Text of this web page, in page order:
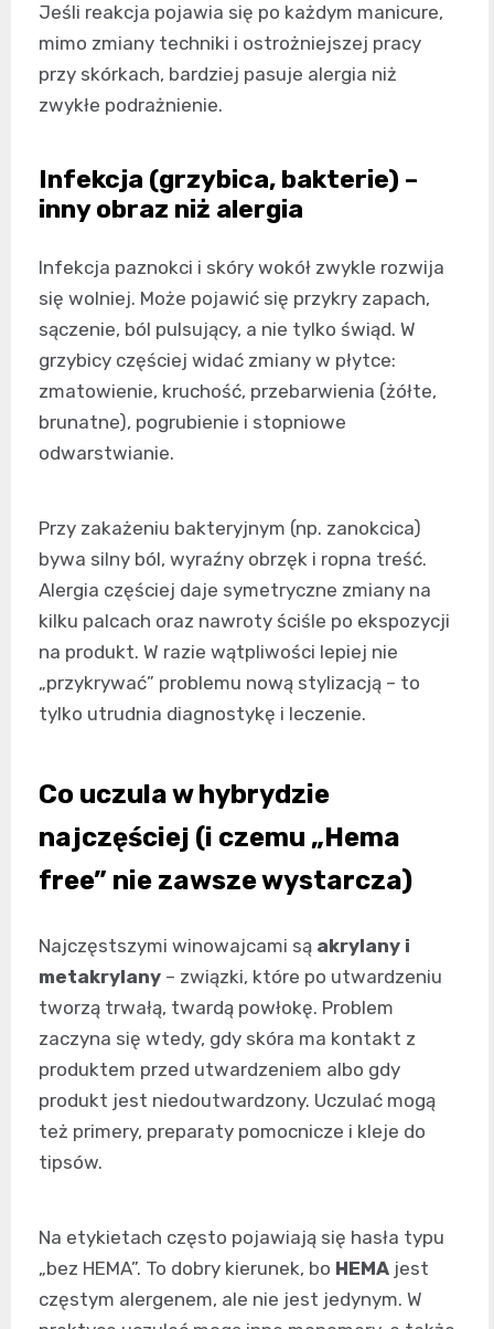
Jeśli reakcja pojawia się po każdym manicure,
mimo zmiany techniki i ostrożniejszej pracy
przy skórkach, bardziej pasuje alergia niż
zwykłe podrażnienie.
Infekcja (grzybica, bakterie) –
inny obraz niż alergia
Infekcja paznokci i skóry wokół zwykle rozwija
się wolniej. Może pojawić się przykry zapach,
sączenie, ból pulsujący, a nie tylko świąd. W
grzybicy częściej widać zmiany w płytce:
zmatowienie, kruchość, przebarwienia (żółte,
brunatne), pogrubienie i stopniowe
odwarstwianie.
Przy zakażeniu bakteryjnym (np. zanokcica)
bywa silny ból, wyraźny obrzęk i ropna treść.
Alergia częściej daje symetryczne zmiany na
kilku palcach oraz nawroty ściśle po ekspozycji
na produkt. W razie wątpliwości lepiej nie
„przykrywać” problemu nową stylizacją – to
tylko utrudnia diagnostykę i leczenie.
Co uczula w hybrydzie
najczęściej (i czemu „Hema
free” nie zawsze wystarcza)
Najczęstszymi winowajcami są akrylany i
metakrylany – związki, które po utwardzeniu
tworzą trwałą, twardą powłokę. Problem
zaczyna się wtedy, gdy skóra ma kontakt z
produktem przed utwardzeniem albo gdy
produkt jest niedoutwardzony. Uczulać mogą
też primery, preparaty pomocnicze i kleje do
tipsów.
Na etykietach często pojawiają się hasła typu
„bez HEMA”. To dobry kierunek, bo HEMA jest
częstym alergenem, ale nie jest jedynym. W